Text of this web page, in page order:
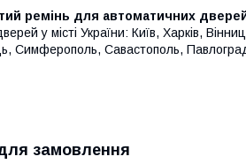
ремінь для автоматичних
у місті України: Київ, Харків,
Симферополь, Савастополь,
замовлення